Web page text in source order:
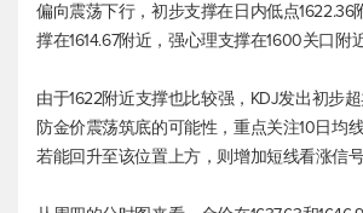
偏向震荡下行，初步支撑在日内低点1622.36
撑在1614.67附近，强心理支撑在1600关口附近
由于1622附近支撑也比较强，KDJ发出初步
防金价震荡筑底的可能性，重点关注10日均线
若能回升至该位置上方，则增加短线看涨信号